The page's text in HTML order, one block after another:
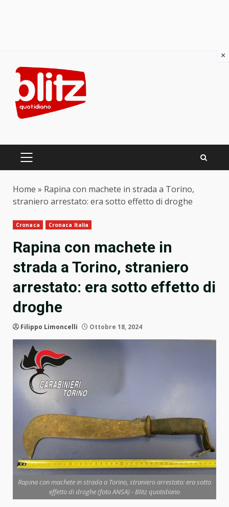
content
PRIMARY
Home » Rapina con machete in strada a Torino,
straniero arrestato: era sotto effetto di droghe
Cronaca Cronaca Italia
Rapina con machete in
strada a Torino, straniero
arrestato: era sotto effetto di
droghe
Filippo Limoncelli Ottobre 18, 2024
Rapina con machete in strada a Torino, straniero arrestato: era sotto
effetto di droghe (foto ANSA) - Blitz quotidiano
×